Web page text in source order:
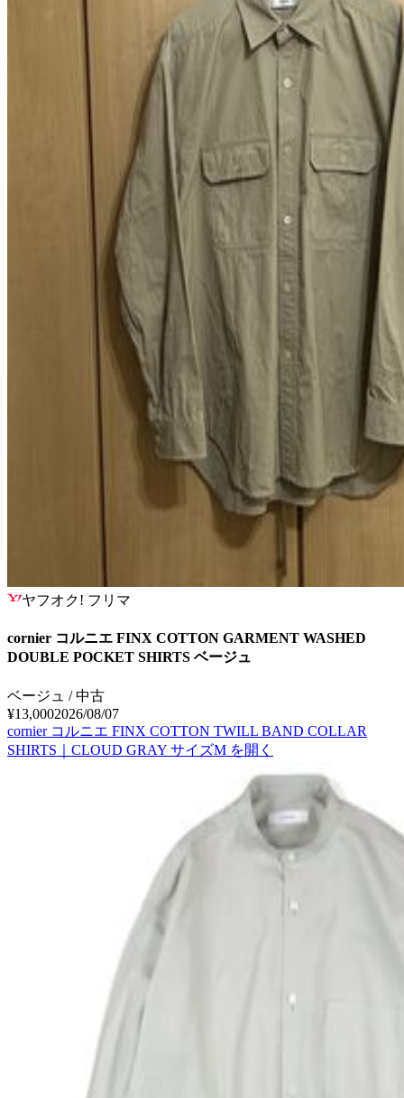
ヤフオク! フリマ
cornier コルニエ FINX COTTON GARMENT WASHED
DOUBLE POCKET SHIRTS ベージュ
ベージュ / 中古
¥13,0002026/08/07
cornier コルニエ FINX COTTON TWILL BAND COLLAR
SHIRTS｜CLOUD GRAY サイズM を開く